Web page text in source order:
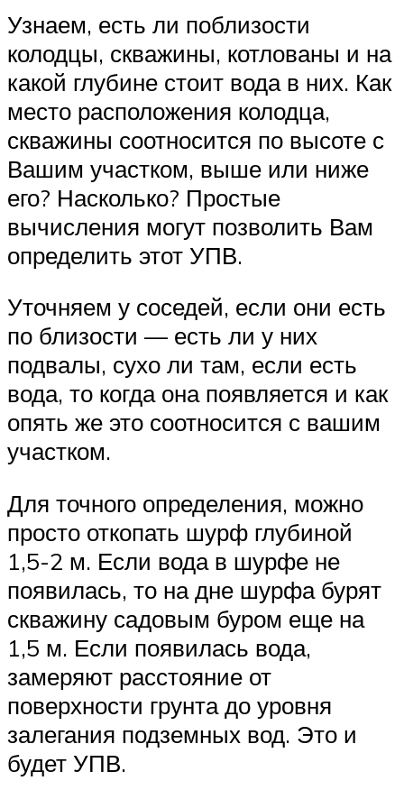
Узнаем, есть ли поблизости
колодцы, скважины, котлованы и на
какой глубине стоит вода в них. Как
место расположения колодца,
скважины соотносится по высоте с
Вашим участком, выше или ниже
его? Насколько? Простые
вычисления могут позволить Вам
определить этот УПВ.
Уточняем у соседей, если они есть
по близости — есть ли у них
подвалы, сухо ли там, если есть
вода, то когда она появляется и как
опять же это соотносится с вашим
участком.
Для точного определения, можно
просто откопать шурф глубиной
1,5-2 м. Если вода в шурфе не
появилась, то на дне шурфа бурят
скважину садовым буром еще на
1,5 м. Если появилась вода,
замеряют расстояние от
поверхности грунта до уровня
залегания подземных вод. Это и
будет УПВ.